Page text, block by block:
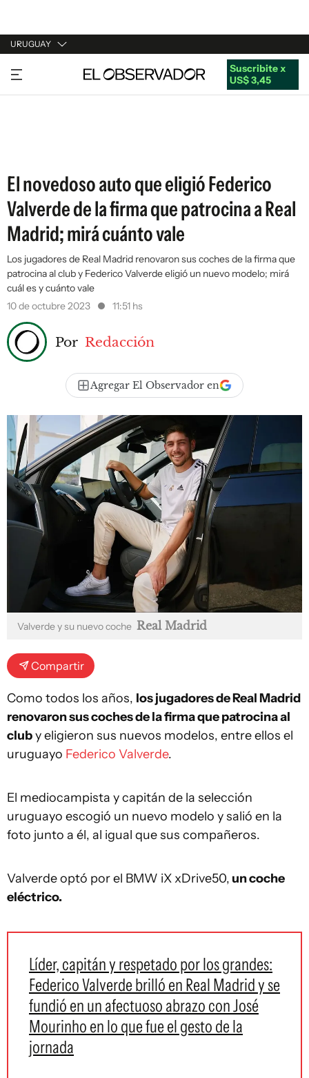
URUGUAY
URUGUAY
ARGENTINA
Suscribite x
US$ 3,45
El novedoso auto que eligió Federico
Valverde de la firma que patrocina a Real
Madrid; mirá cuánto vale
Los jugadores de Real Madrid renovaron sus coches de la firma que
patrocina al club y Federico Valverde eligió un nuevo modelo; mirá
cuál es y cuánto vale
10 de octubre 2023
11:51 hs
Por Redacción
Agregar El Observador en
Valverde y su nuevo coche Real Madrid
Compartir
Como todos los años, los jugadores de Real Madrid
renovaron sus coches de la firma que patrocina al
cluby eligieron sus nuevos modelos, entre ellos el
uruguayo Federico Valverde.
El mediocampista y capitán de la selección
uruguayo escogió un nuevo modelo y salió en la
foto junto a él, al igual que sus compañeros.
Valverde optó por el BMW iX xDrive50, un coche
eléctrico.
Líder, capitán y respetado por los grandes:
Federico Valverde brilló en Real Madrid y se
fundió en un afectuoso abrazo con José
Mourinho en lo que fue el gesto de la
jornada